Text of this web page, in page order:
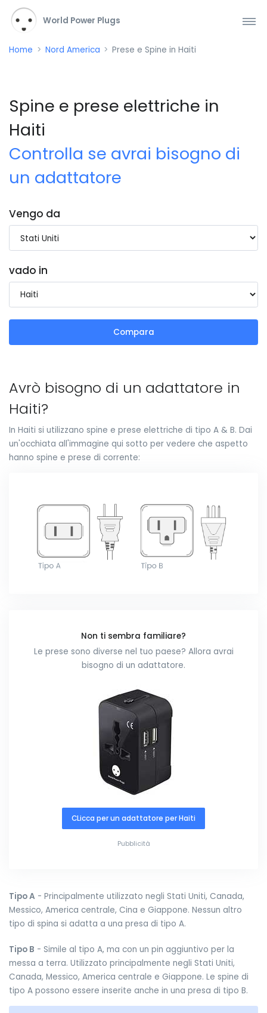
World Power Plugs
Home Nord America Prese e Spine in Haiti
Spine e prese elettriche in
Haiti
Controlla se avrai bisogno di
un adattatore
Vengo da
vado in
Compara
Avrò bisogno di un adattatore in
Haiti?
In Haiti si utilizzano spine e prese elettriche di tipo A & B. Dai
un'occhiata all'immagine qui sotto per vedere che aspetto
hanno spine e prese di corrente:
Non ti sembra familiare?
Le prese sono diverse nel tuo paese? Allora avrai
bisogno di un adattatore.
CLicca per un adattatore per Haiti
Pubblicità
Tipo A - Principalmente utilizzato negli Stati Uniti, Canada,
Messico, America centrale, Cina e Giappone. Nessun altro
tipo di spina si adatta a una presa di tipo A.
Tipo B - Simile al tipo A, ma con un pin aggiuntivo per la
messa a terra. Utilizzato principalmente negli Stati Uniti,
Canada, Messico, America centrale e Giappone. Le spine di
tipo A possono essere inserite anche in una presa di tipo B.